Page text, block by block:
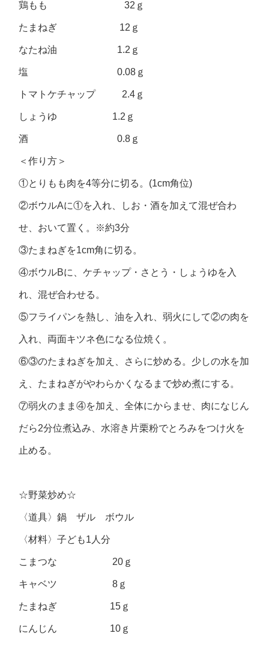
鶏もも 32ｇ
たまねぎ 12ｇ
なたね油 1.2ｇ
塩 0.08ｇ
トマトケチャップ 2.4ｇ
しょうゆ 1.2ｇ
酒 0.8ｇ
＜作り方＞
①とりもも肉を4等分に切る。(1cm角位)
②ボウルAに①を入れ、しお・酒を加えて混ぜ合わ
せ、おいて置く。※約3分
③たまねぎを1cm角に切る。
④ボウルBに、ケチャップ・さとう・しょうゆを入
れ、混ぜ合わせる。
⑤フライパンを熱し、油を入れ、弱火にして②の肉を
入れ、両面キツネ色になる位焼く。
⑥③のたまねぎを加え、さらに炒める。少しの水を加
え、たまねぎがやわらかくなるまで炒め煮にする。
⑦弱火のまま④を加え、全体にからませ、肉になじん
だら2分位煮込み、水溶き片栗粉でとろみをつけ火を
止める。
☆野菜炒め☆
〈道具〉鍋 ザル ボウル
〈材料〉子ども1人分
こまつな 20ｇ
キャベツ 8ｇ
たまねぎ 15ｇ
にんじん 10ｇ